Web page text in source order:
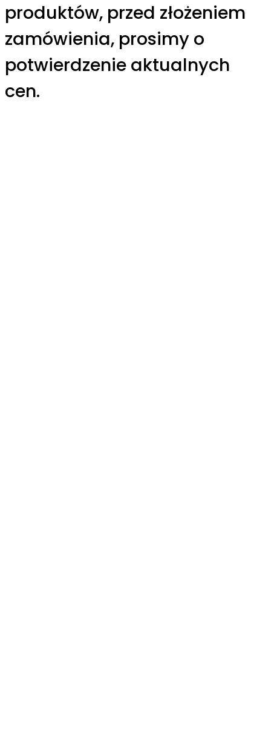
produktów, przed złożeniem
zamówienia, prosimy o
potwierdzenie aktualnych
cen.